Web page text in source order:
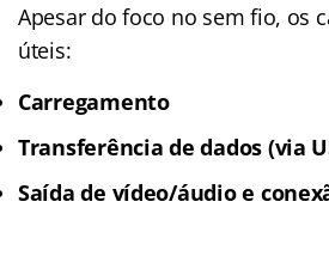
Apesar do foco no sem fio, os
úteis:
Carregamento
Transferência de dados (via
Saída de vídeo/áudio e